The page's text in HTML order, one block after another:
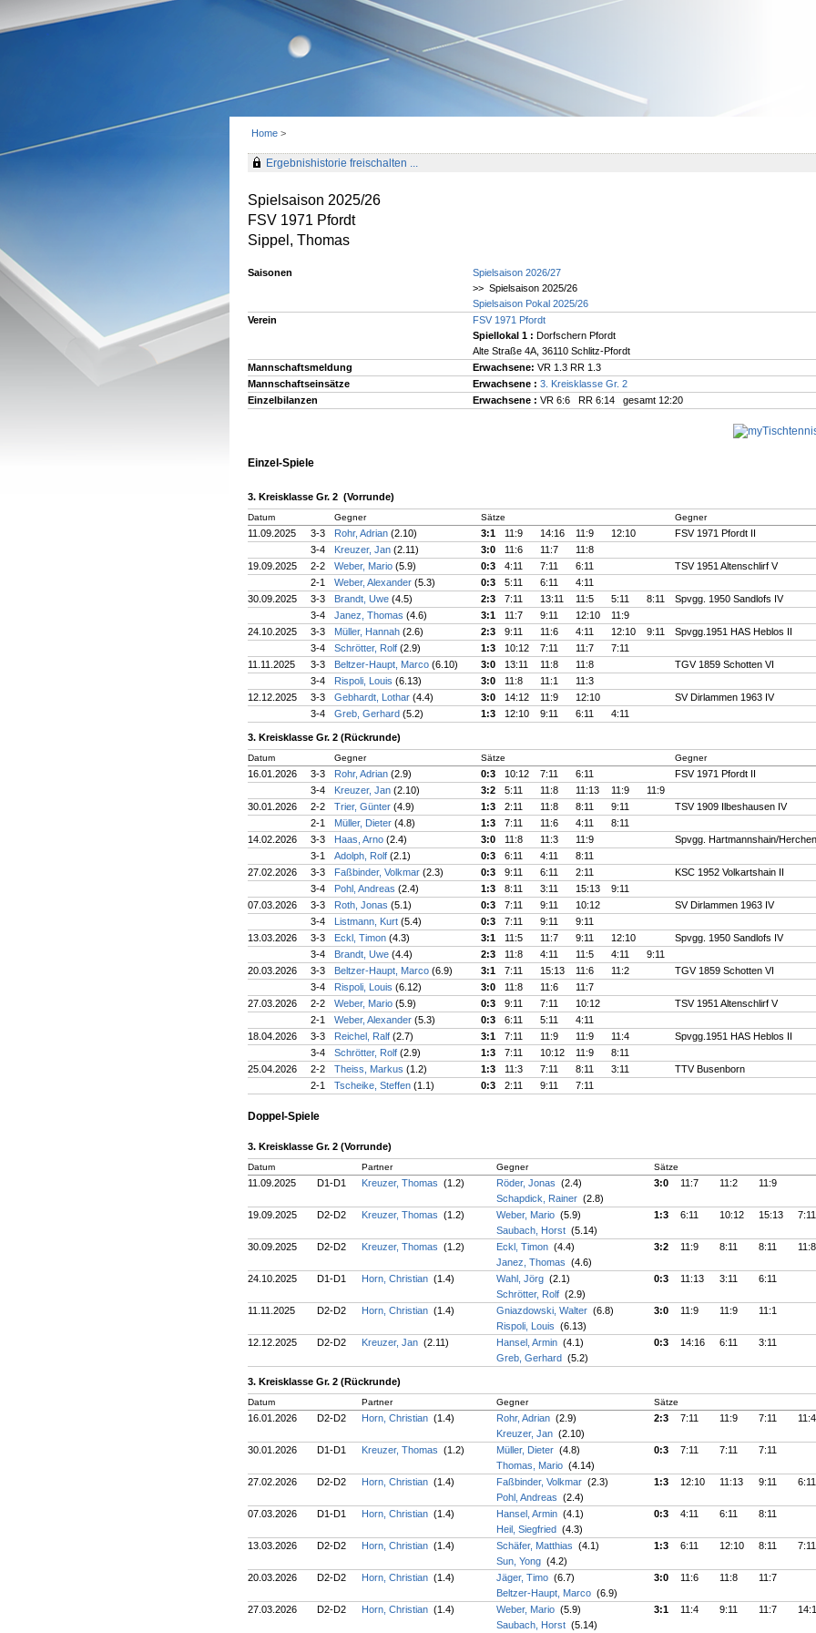
Home >
Ergebnishistorie freischalten ...
Spielsaison 2025/26
FSV 1971 Pfordt
Sippel, Thomas
Saisonen
Spielsaison 2026/27
>> Spielsaison 2025/26
Spielsaison Pokal 2025/26
Verein
FSV 1971 Pfordt
Spiellokal 1 : Dorfschern Pfordt
Alte Straße 4A, 36110 Schlitz-Pfordt
Mannschaftsmeldung
Erwachsene: VR 1.3 RR 1.3
Mannschaftseinsätze
Erwachsene : 3. Kreisklasse Gr. 2
Einzelbilanzen
Erwachsene : VR 6:6 RR 6:14 gesamt 12:20
Einzel-Spiele
3. Kreisklasse Gr. 2 (Vorrunde)
Datum Gegner Sätze Gegner
11.09.2025 3-3 Rohr, Adrian (2.10) 3:1 11:9 14:16 11:9 12:10 FSV 1971 Pfordt II
3-4
Kreuzer, Jan (2.11) 3:0 11:6 11:7
11:8
19.09.2025
2-2 Weber, Mario (5.9) 0:3 4:11 7:11 6:11 TSV 1951 Altenschlirf V
2-1
Weber, Alexander (5.3) 0:3 5:11 6:11
4:11
30.09.2025
3-3 Brandt, Uwe (4.5) 2:3 7:11 13:11 11:5 5:11 8:11 Spvgg. 1950 Sandlofs IV
3-4
Janez, Thomas (4.6) 3:1 11:7 9:11 12:10
11:9
24.10.2025
3-3 Müller, Hannah (2.6) 2:3 9:11 11:6 4:11 12:10 9:11 Spvgg.1951 HAS Heblos II
3-4
Schrötter, Rolf (2.9) 1:3 10:12 7:11 11:7
7:11
11.11.2025
3-3 Beltzer-Haupt, Marco (6.10) 3:0 13:11 11:8 11:8 TGV 1859 Schotten VI
3-4
Rispoli, Louis (6.13) 3:0 11:8 11:1
11:3
12.12.2025
3-3 Gebhardt, Lothar (4.4) 3:0 14:12 11:9 12:10 SV Dirlammen 1963 IV
3-4
Greb, Gerhard (5.2) 1:3 12:10 9:11 6:11 4:11
3. Kreisklasse Gr. 2 (Rückrunde)
Datum Gegner Sätze Gegner
16.01.2026 3-3 Rohr, Adrian (2.9) 0:3 10:12 7:11 6:11 FSV 1971 Pfordt II
3-4
Kreuzer, Jan (2.10) 3:2 5:11 11:8 11:13 11:9
11:9
30.01.2026
2-2 Trier, Günter (4.9) 1:3 2:11 11:8 8:11 9:11 TSV 1909 Ilbeshausen IV
2-1
Müller, Dieter (4.8) 1:3 7:11 11:6 4:11
8:11
14.02.2026
3-3 Haas, Arno (2.4) 3:0 11:8 11:3 11:9 Spvgg. Hartmannshain/
3-1
Adolph, Rolf (2.1) 0:3 6:11 4:11
8:11
27.02.2026
3-3 Faßbinder, Volkmar (2.3) 0:3 9:11 6:11 2:11 KSC 1952 Volkartshain II
3-4
Pohl, Andreas (2.4) 1:3 8:11 3:11 15:13
9:11
07.03.2026
3-3 Roth, Jonas (5.1) 0:3 7:11 9:11 10:12 SV Dirlammen 1963 IV
3-4
Listmann, Kurt (5.4) 0:3 7:11 9:11
9:11
13.03.2026
3-3 Eckl, Timon (4.3) 3:1 11:5 11:7 9:11 12:10 Spvgg. 1950 Sandlofs IV
3-4
Brandt, Uwe (4.4) 2:3 11:8 4:11 11:5 4:11
9:11
20.03.2026
3-3 Beltzer-Haupt, Marco (6.9) 3:1 7:11 15:13 11:6 11:2 TGV 1859 Schotten VI
3-4
Rispoli, Louis (6.12) 3:0 11:8 11:6
11:7
27.03.2026
2-2 Weber, Mario (5.9) 0:3 9:11 7:11 10:12 TSV 1951 Altenschlirf V
2-1
Weber, Alexander (5.3) 0:3 6:11 5:11
4:11
18.04.2026
3-3 Reichel, Ralf (2.7) 3:1 7:11 11:9 11:9 11:4 Spvgg.1951 HAS Heblos II
3-4
Schrötter, Rolf (2.9) 1:3 7:11 10:12 11:9
8:11
25.04.2026
2-2 Theiss, Markus (1.2) 1:3 11:3 7:11 8:11 3:11 TTV Busenborn
2-1
Tscheike, Steffen (1.1) 0:3 2:11 9:11 7:11
Doppel-Spiele
3. Kreisklasse Gr. 2 (Vorrunde)
Datum Partner Gegner Sätze
11.09.2025 D1-D1 Kreuzer, Thomas (1.2) Röder, Jonas (2.4)
Schapdick, Rainer (2.8)
3:0 11:7 11:2 11:9
19.09.2025 D2-D2 Kreuzer, Thomas (1.2) Weber, Mario (5.9)
Saubach, Horst (5.14)
1:3 6:11 10:12 15:13 7:11
30.09.2025 D2-D2 Kreuzer, Thomas (1.2) Eckl, Timon (4.4)
Janez, Thomas (4.6)
3:2 11:9 8:11 8:11 11:8
24.10.2025 D1-D1 Horn, Christian (1.4) Wahl, Jörg (2.1)
Schrötter, Rolf (2.9)
0:3 11:13 3:11 6:11
11.11.2025 D2-D2 Horn, Christian (1.4) Gniazdowski, Walter (6.8)
Rispoli, Louis (6.13)
3:0 11:9 11:9 11:1
12.12.2025 D2-D2 Kreuzer, Jan (2.11) Hansel, Armin (4.1)
Greb, Gerhard (5.2)
0:3 14:16 6:11 3:11
3. Kreisklasse Gr. 2 (Rückrunde)
Datum Partner Gegner Sätze
16.01.2026 D2-D2 Horn, Christian (1.4) Rohr, Adrian (2.9)
Kreuzer, Jan (2.10)
2:3 7:11 11:9 7:11 11:4
30.01.2026 D1-D1 Kreuzer, Thomas (1.2) Müller, Dieter (4.8)
Thomas, Mario (4.14)
0:3 7:11 7:11 7:11
27.02.2026 D2-D2 Horn, Christian (1.4) Faßbinder, Volkmar (2.3)
Pohl, Andreas (2.4)
1:3 12:10 11:13 9:11 6:11
07.03.2026 D1-D1 Horn, Christian (1.4) Hansel, Armin (4.1)
Heil, Siegfried (4.3)
0:3 4:11 6:11 8:11
13.03.2026 D2-D2 Horn, Christian (1.4) Schäfer, Matthias (4.1)
Sun, Yong (4.2)
1:3 6:11 12:10 8:11 7:11
20.03.2026 D2-D2 Horn, Christian (1.4) Jäger, Timo (6.7)
Beltzer-Haupt, Marco (6.9)
3:0 11:6 11:8 11:7
27.03.2026 D2-D2 Horn, Christian (1.4) Weber, Mario (5.9)
Saubach, Horst (5.14)
3:1 11:4 9:11 11:7